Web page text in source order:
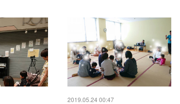
2019.05.24 00:47